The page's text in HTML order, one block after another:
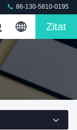
86-130-5810-0195
Zitat